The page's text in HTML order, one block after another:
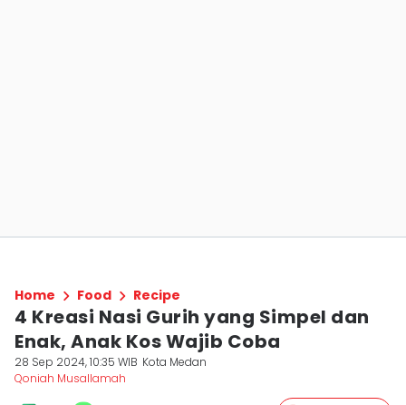
Home Food Recipe
4 Kreasi Nasi Gurih yang Simpel dan
Enak, Anak Kos Wajib Coba
28 Sep 2024, 10:35 WIB Kota Medan
Qoniah Musallamah